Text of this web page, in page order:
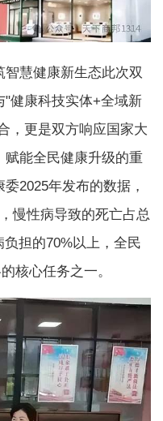
慧健康新生态此次双
健康科技实体+全域新
，更是双方响应国家大
能全民健康升级的重
2025年发布的数据，
慢性病导致的死亡占总
担的70%以上，全民
核心任务之一。